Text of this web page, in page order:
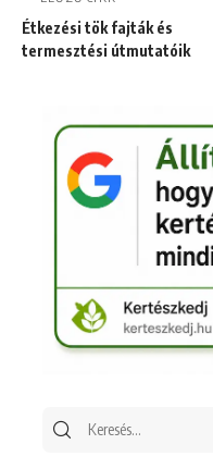
Étkezési tök fajták és
termesztési útmutatóik
Keresés